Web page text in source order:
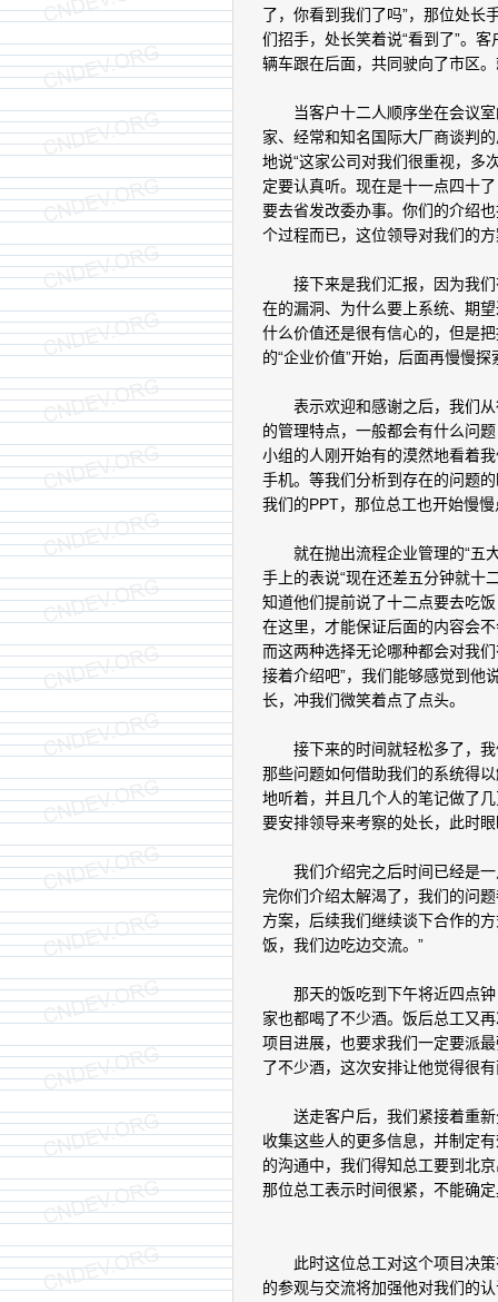
了，你看到我们了吗”，那位处长
们招手，处长笑着说“看到了”。
辆车跟在后面，共同驶向了市区
当客户十二人顺序坐在会议室
家、经常和知名国际大厂商谈判
地说“这家公司对我们很重视，多
定要认真听。现在是十一点四十
要去省发改委办事。你们的介绍
个过程而已，这位领导对我们的
接下来是我们汇报，因为我们
在的漏洞、为什么要上系统、期
什么价值还是很有信心的，但是
的“企业价值”开始，后面再慢慢
表示欢迎和感谢之后，我们从
的管理特点，一般都会有什么问
小组的人刚开始有的漠然地看着
手机。等我们分析到存在的问题
我们的PPT，那位总工也开始慢
就在抛出流程企业管理的“五大
手上的表说“现在还差五分钟就十
知道他们提前说了十二点要去吃
在这里，才能保证后面的内容会
而这两种选择无论哪种都会对我
接着介绍吧”，我们能够感觉到他
长，冲我们微笑着点了点头。
接下来的时间就轻松多了，我
那些问题如何借助我们的系统得
地听着，并且几个人的笔记做了
要安排领导来考察的处长，此时
我们介绍完之后时间已经是一
完你们介绍太解渴了，我们的问
方案，后续我们继续谈下合作的
饭，我们边吃边交流。”
那天的饭吃到下午将近四点钟
家也都喝了不少酒。饭后总工又
项目进展，也要求我们一定要派
了不少酒，这次安排让他觉得很
送走客户后，我们紧接着重新
收集这些人的更多信息，并制定
的沟通中，我们得知总工要到北
那位总工表示时间很紧，不能确
此时这位总工对这个项目决策
的参观与交流将加强他对我们的